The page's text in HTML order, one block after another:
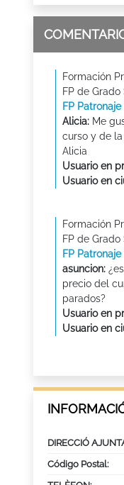
Formación
FP de
FP
Alicia: Me
curso y de
Alicia
Usuario en
Usuario en
Formación
FP de
FP
asuncion:
precio del
parados?
Usuario en
Usuario en
DIRECCIÓ
Código Postal: